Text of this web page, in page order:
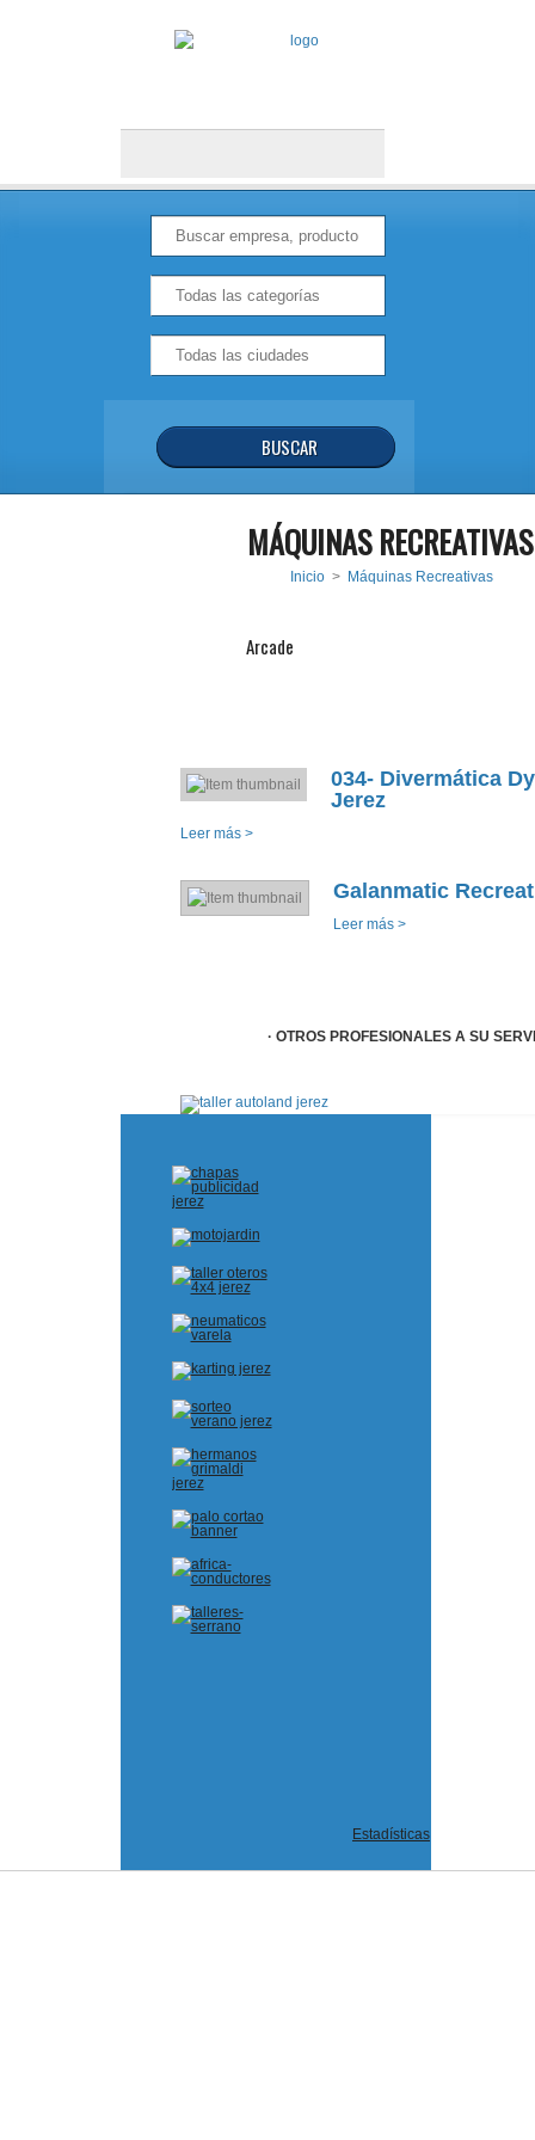
MÁQUINAS RECREATIVAS
Inicio> Máquinas Recreativas
Arcade
034- Divermática
Jerez
Leer más >
Galanmatic
Leer más >
· OTROS PROFESIONALES A SU
Estadísticas